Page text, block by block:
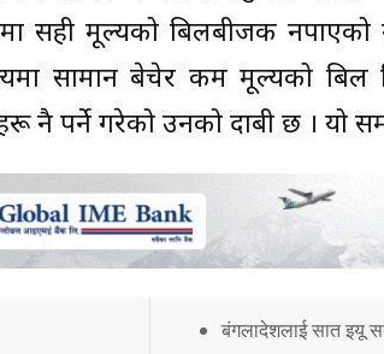
सही मूल्यको बिलबीजक नपाएको
सामान बेचेर कम मूल्यको बिल
नै पर्ने गरेको उनको दाबी छ ।
बंगलादेशलाई सात इयू